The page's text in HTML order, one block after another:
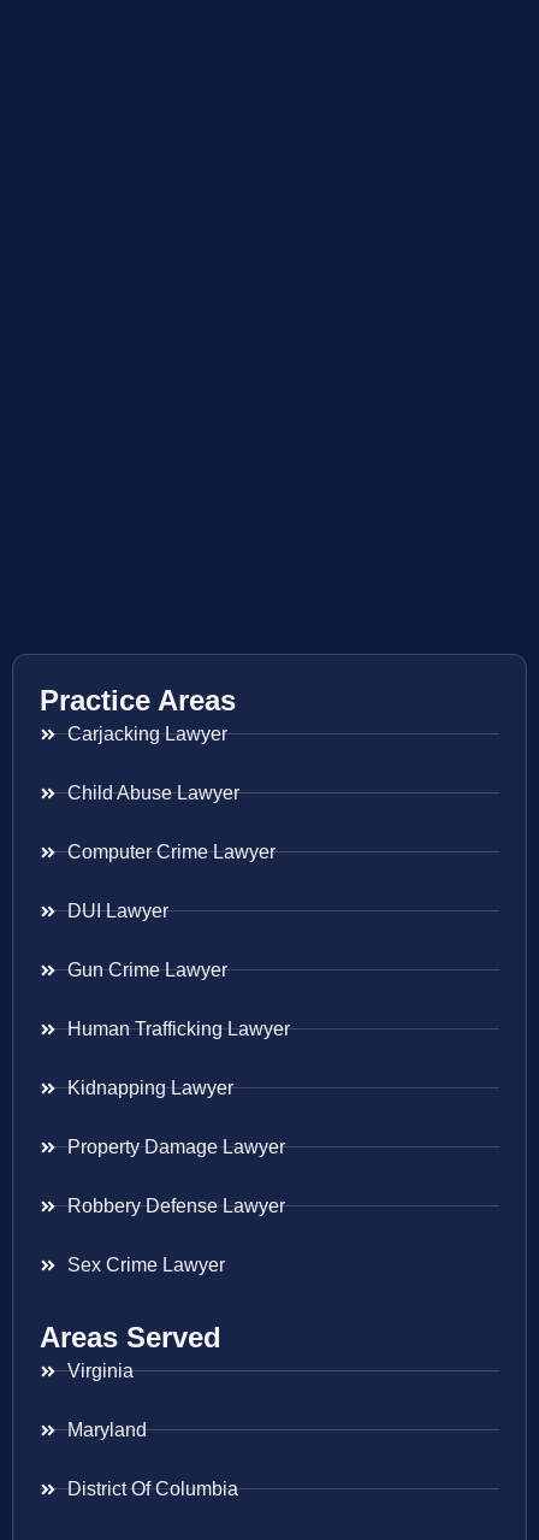
Practice Areas
Carjacking Lawyer
Child Abuse Lawyer
Computer Crime Lawyer
DUI Lawyer
Gun Crime Lawyer
Human Trafficking Lawyer
Kidnapping Lawyer
Property Damage Lawyer
Robbery Defense Lawyer
Sex Crime Lawyer
Areas Served
Virginia
Maryland
District Of Columbia